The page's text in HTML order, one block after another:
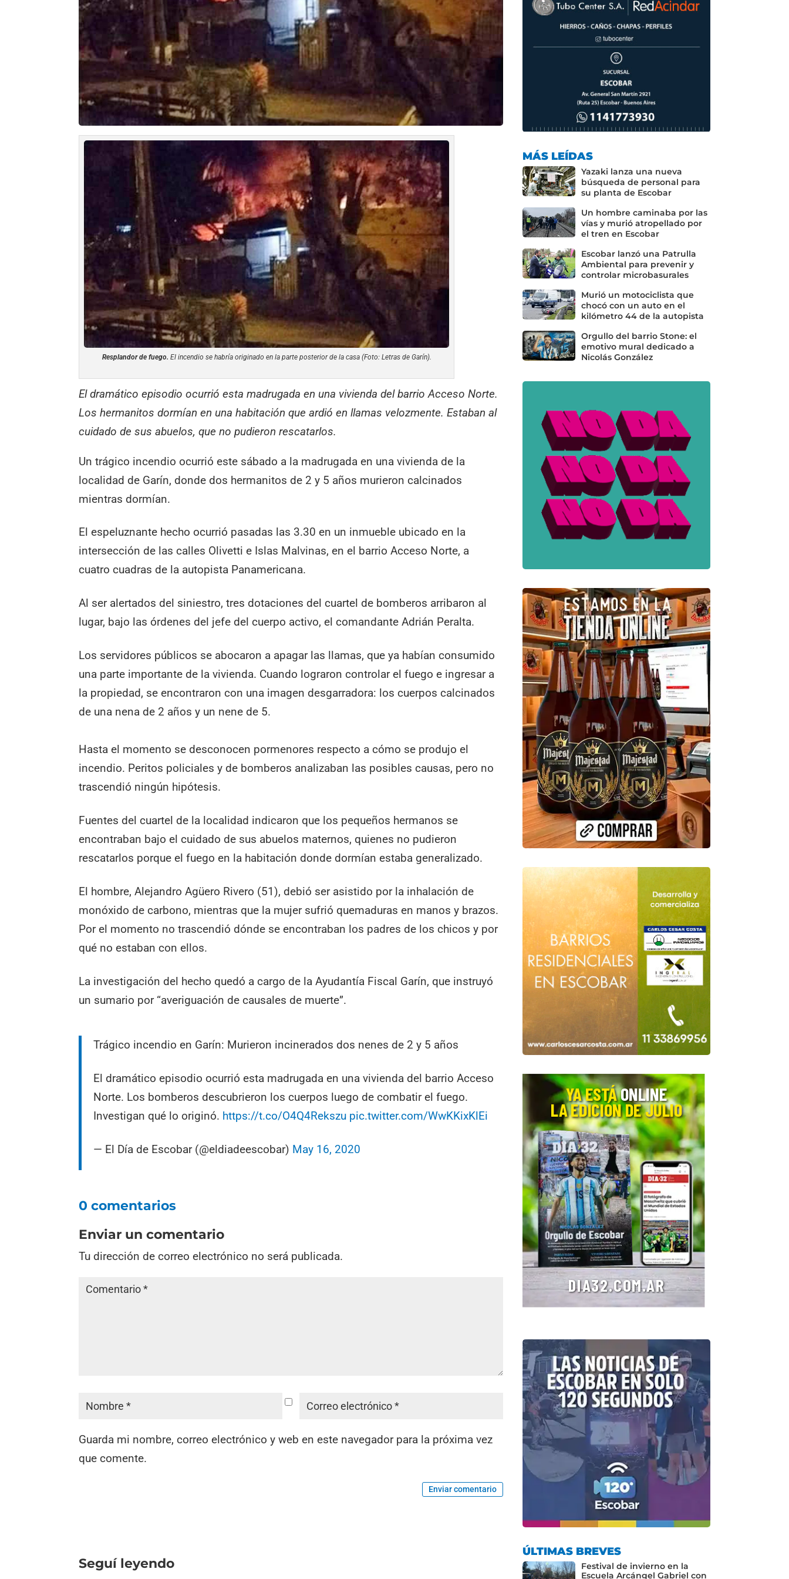
Resplandor de fuego. El incendio se habría originado en la parte posterior de la casa (Foto: Letras de Garín).
El dramático episodio ocurrió esta madrugada en una vivienda del barrio Acceso Norte.
Los hermanitos dormían en una habitación que ardió en llamas velozmente. Estaban al
cuidado de sus abuelos, que no pudieron rescatarlos.
Un trágico incendio ocurrió este sábado a la madrugada en una vivienda de la
localidad de Garín, donde dos hermanitos de 2 y 5 años murieron calcinados
mientras dormían.
El espeluznante hecho ocurrió pasadas las 3.30 en un inmueble ubicado en la
intersección de las calles Olivetti e Islas Malvinas, en el barrio Acceso Norte, a
cuatro cuadras de la autopista Panamericana.
Al ser alertados del siniestro, tres dotaciones del cuartel de bomberos arribaron al
lugar, bajo las órdenes del jefe del cuerpo activo, el comandante Adrián Peralta.
Los servidores públicos se abocaron a apagar las llamas, que ya habían consumido
una parte importante de la vivienda. Cuando lograron controlar el fuego e ingresar a
la propiedad, se encontraron con una imagen desgarradora: los cuerpos calcinados
de una nena de 2 años y un nene de 5.
Hasta el momento se desconocen pormenores respecto a cómo se produjo el
incendio. Peritos policiales y de bomberos analizaban las posibles causas, pero no
trascendió ningún hipótesis.
Fuentes del cuartel de la localidad indicaron que los pequeños hermanos se
encontraban bajo el cuidado de sus abuelos maternos, quienes no pudieron
rescatarlos porque el fuego en la habitación donde dormían estaba generalizado.
El hombre, Alejandro Agüero Rivero (51), debió ser asistido por la inhalación de
monóxido de carbono, mientras que la mujer sufrió quemaduras en manos y brazos.
Por el momento no trascendió dónde se encontraban los padres de los chicos y por
qué no estaban con ellos.
La investigación del hecho quedó a cargo de la Ayudantía Fiscal Garín, que instruyó
un sumario por “averiguación de causales de muerte”.
Trágico incendio en Garín: Murieron incinerados dos nenes de 2 y 5 años
El dramático episodio ocurrió esta madrugada en una vivienda del barrio Acceso
Norte. Los bomberos descubrieron los cuerpos luego de combatir el fuego.
Investigan qué lo originó. https://t.co/O4Q4Rekszu pic.twitter.com/WwKKixKlEi
— El Día de Escobar (@eldiadeescobar) May 16, 2020
0 comentarios
Enviar un comentario
Tu dirección de correo electrónico no será publicada.
Guarda mi nombre, correo electrónico y web en este navegador para la próxima vez
que comente.
Enviar comentario
Seguí leyendo
MÁS LEÍDAS
Yazaki lanza una nueva
búsqueda de personal para
su planta de Escobar
Un hombre caminaba por las
vías y murió atropellado por
el tren en Escobar
Escobar lanzó una Patrulla
Ambiental para prevenir y
controlar microbasurales
Murió un motociclista que
chocó con un auto en el
kilómetro 44 de la autopista
Orgullo del barrio Stone: el
emotivo mural dedicado a
Nicolás González
ÚLTIMAS BREVES
Festival de invierno en la
Escuela Arcángel Gabriel con